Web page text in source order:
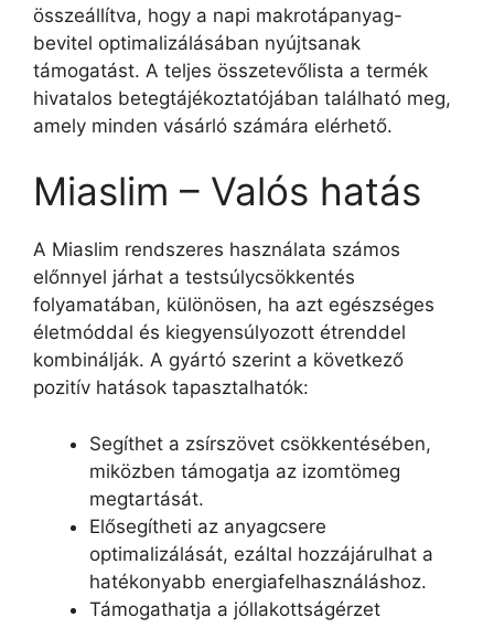
összeállítva, hogy a napi makrotápanyag-
bevitel optimalizálásában nyújtsanak
támogatást. A teljes összetevőlista a termék
hivatalos betegtájékoztatójában található meg,
amely minden vásárló számára elérhető.
Miaslim – Valós hatás
A Miaslim rendszeres használata számos
előnnyel járhat a testsúlycsökkentés
folyamatában, különösen, ha azt egészséges
életmóddal és kiegyensúlyozott étrenddel
kombinálják. A gyártó szerint a következő
pozitív hatások tapasztalhatók:
Segíthet a zsírszövet csökkentésében,
miközben támogatja az izomtömeg
megtartását.
Elősegítheti az anyagcsere
optimalizálását, ezáltal hozzájárulhat a
hatékonyabb energiafelhasználáshoz.
Támogathatja a jóllakottságérzet